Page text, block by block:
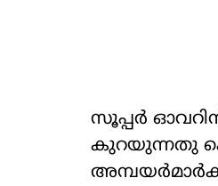
സൂപ്പർ
കുറയുന്നതു